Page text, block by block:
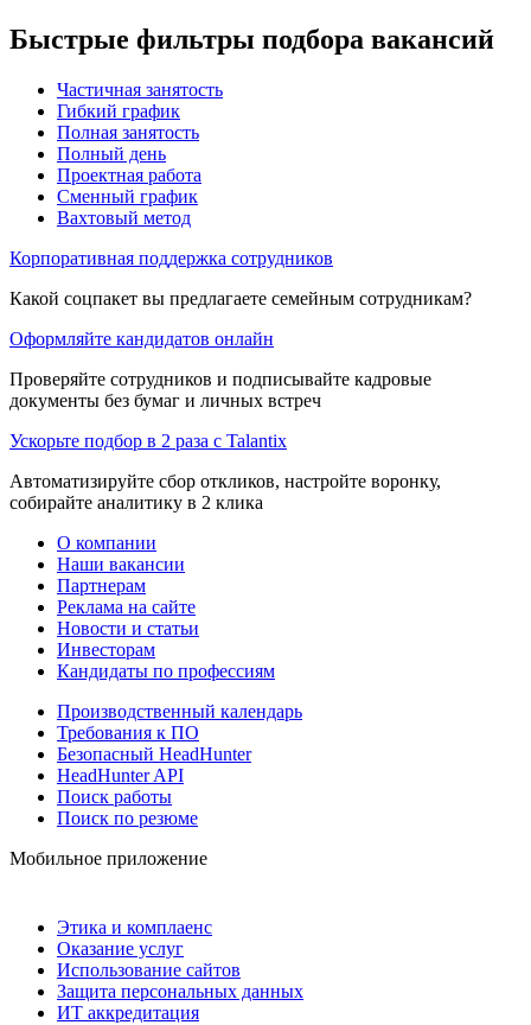
Быстрые фильтры подбора вакансий
Частичная занятость
Гибкий график
Полная занятость
Полный день
Проектная работа
Сменный график
Вахтовый метод
Корпоративная поддержка сотрудников
Какой соцпакет вы предлагаете семейным сотрудникам?
Оформляйте кандидатов онлайн
Проверяйте сотрудников и подписывайте кадровые
документы без бумаг и личных встреч
Ускорьте подбор в 2 раза с Talantix
Автоматизируйте сбор откликов, настройте воронку,
собирайте аналитику в 2 клика
О компании
Наши вакансии
Партнерам
Реклама на сайте
Новости и статьи
Инвесторам
Кандидаты по профессиям
Производственный календарь
Требования к ПО
Безопасный HeadHunter
HeadHunter API
Поиск работы
Поиск по резюме
Мобильное приложение
Этика и комплаенс
Оказание услуг
Использование сайтов
Защита персональных данных
ИТ аккредитация